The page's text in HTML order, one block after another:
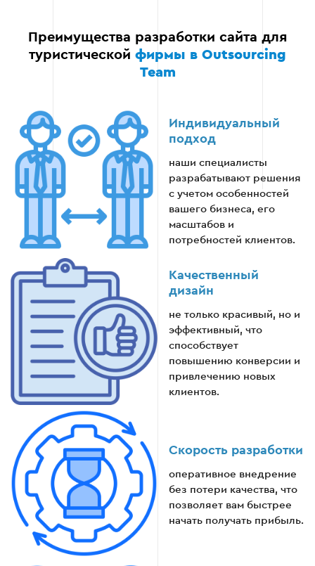
Преимущества разработки сайта для
туристической фирмы в Outsourcing
Team
Индивидуальный
подход
наши специалисты
разрабатывают решения
с учетом особенностей
вашего бизнеса, его
масштабов и
потребностей клиентов.
Качественный
дизайн
не только красивый, но и
эффективный, что
способствует
повышению конверсии и
привлечению новых
клиентов.
Скорость разработки
оперативное внедрение
без потери качества, что
позволяет вам быстрее
начать получать прибыль.